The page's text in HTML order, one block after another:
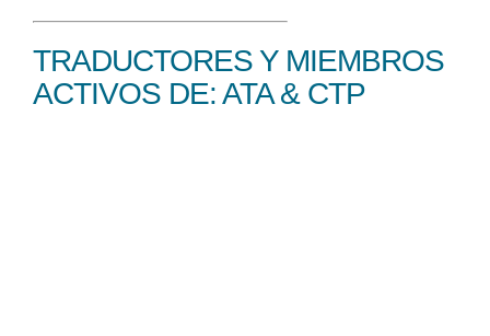
TRADUCTORES Y MIEMBROS
ACTIVOS DE: ATA & CTP